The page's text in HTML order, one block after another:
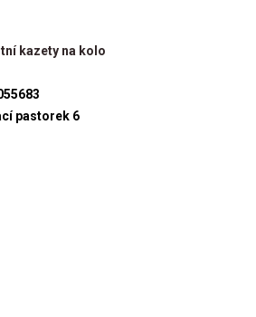
kazety na kolo
pastorek 6